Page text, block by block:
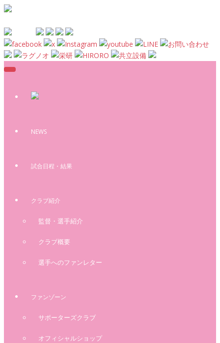
Skip to main content
NEWS
試合日程・結果
クラブ紹介
監督・選手紹介
クラブ概要
選手へのファンレター
ファンゾーン
サポーターズクラブ
オフィシャルショップ